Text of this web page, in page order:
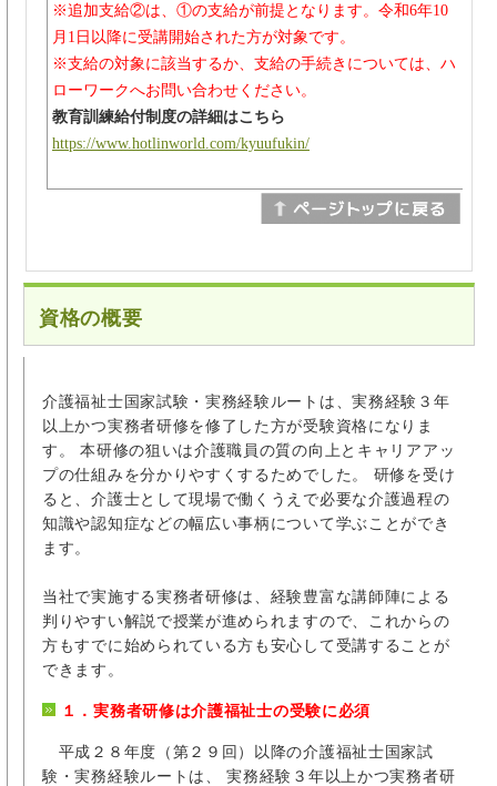
※追加支給②は、①の支給が前提となります。令和6年10
月1日以降に受講開始された方が対象です。
※支給の対象に該当するか、支給の手続きについては、ハ
ローワークへお問い合わせください。
教育訓練給付制度の詳細はこちら
https://www.hotlinworld.com/kyuufukin/
資格の概要
介護福祉士国家試験・実務経験ルートは、実務経験３年
以上かつ実務者研修を修了した方が受験資格になりま
す。 本研修の狙いは介護職員の質の向上とキャリアアッ
プの仕組みを分かりやすくするためでした。 研修を受け
ると、介護士として現場で働くうえで必要な介護過程の
知識や認知症などの幅広い事柄について学ぶことができ
ます。
当社で実施する実務者研修は、経験豊富な講師陣による
判りやすい解説で授業が進められますので、これからの
方もすでに始められている方も安心して受講することが
できます。
１．実務者研修は介護福祉士の受験に必須
平成２８年度（第２９回）以降の介護福祉士国家試
験・実務経験ルートは、 実務経験３年以上かつ実務者研